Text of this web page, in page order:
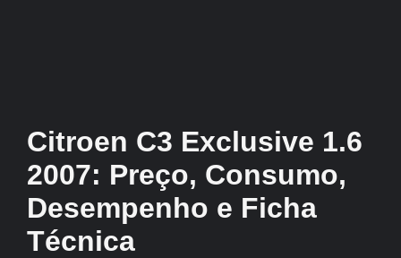
Citroen C3 Exclusive 1.6
2007: Preço, Consumo,
Desempenho e Ficha
Técnica